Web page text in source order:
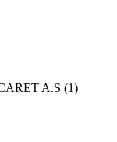
A.S (1)